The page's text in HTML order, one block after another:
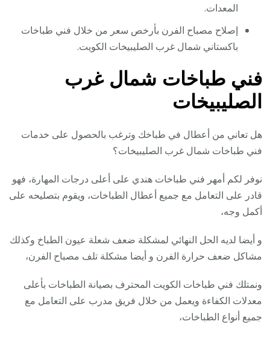
المعدات.
إصلاح مصباح الفرن بأرخص سعر من خلال فني طباخات
باكستاني شمال غرب الصليبيخات الكويت.
فني طباخات شمال غرب
الصليبيخات
هل تعاني من أعطال في طباخك وترغب بالحصول على خدمات
فني طباخات شمال غرب الصليبيخات؟
نوفر لكم أمهر فني طباخات هندي على أعلى درجات المهارة، فهو
قادر على التعامل مع جميع أعطال الطباخات، ويقوم بتصليحه على
أكمل وجه،
و أيضا لديه الحل النهائي لمشكلة ضعف شعلة عيون الطباخ وكذلك
مشاكل ضعف حرارة الفرن و أيضا مشكلة تلف مصباح الفرن،
ونمتلك فني طباخات الكويت المحترف بصيانة الطباخات بأعلى
معدلات الكفاءة ويعمل من خلال فريق مدرب على التعامل مع
جميع أنواع الطباخات،